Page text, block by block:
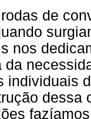
de
nos
da
individuais
dessa